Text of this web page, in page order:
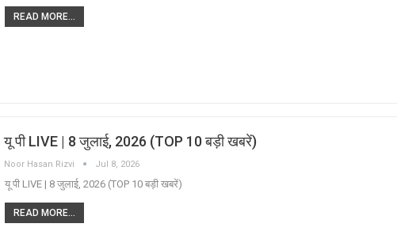
READ MORE...
यू पी LIVE | 8 जुलाई, 2026 (TOP 10 बड़ी खबरें)
Noor Hasan Rizvi Jul 8, 2026
यू पी LIVE | 8 जुलाई, 2026 (TOP 10 बड़ी खबरें)
READ MORE...